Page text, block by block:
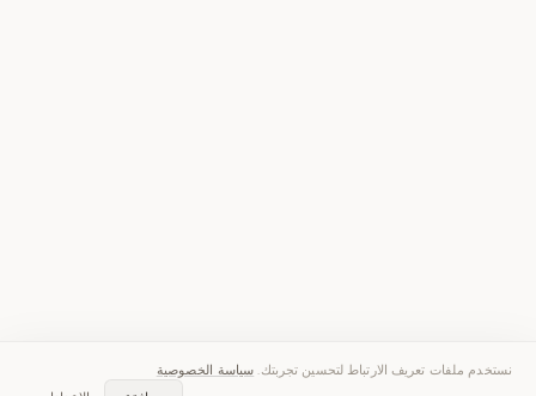
نستخدم ملفات تعريف الارتباط لتحسين تجربتك. سياسة الخصوصية